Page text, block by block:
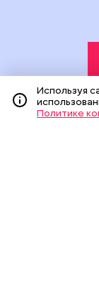
Издание
средств
На сайте
Используя
Политике